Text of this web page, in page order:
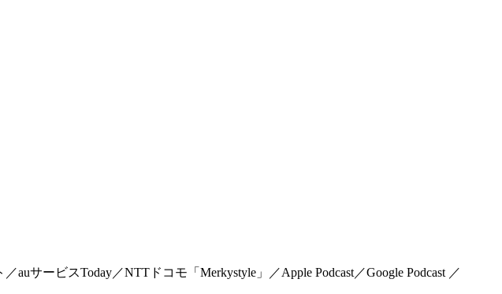
サービスToday／NTTドコモ「Merkystyle」／Apple Podcast／Google Podcast ／